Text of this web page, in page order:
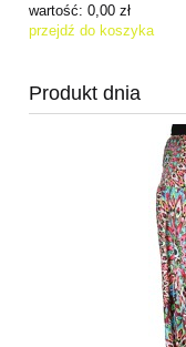
wartość: 0,00 zł
przejdź do koszyka
Produkt dnia